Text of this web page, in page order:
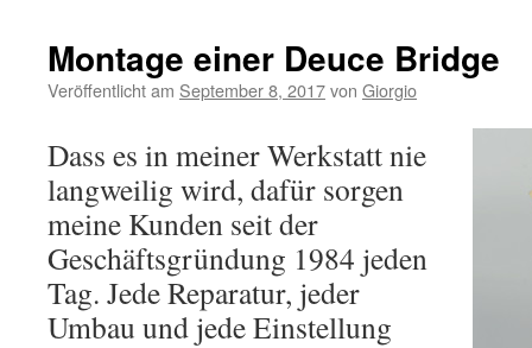
Montage einer Deuce Bridge
Veröffentlicht am September 8, 2017von Giorgio
Dass es in meiner Werkstatt nie
langweilig wird, dafür sorgen
meine Kunden seit der
Geschäftsgründung 1984 jeden
Tag. Jede Reparatur, jeder
Umbau und jede Einstellung